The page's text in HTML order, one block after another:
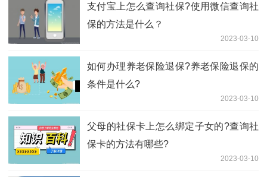
支付宝上怎么查询社保?使用微信查询社
保的方法是什么？
2023-03-10
如何办理养老保险退保?养老保险退保的
条件是什么?
2023-03-10
父母的社保卡上怎么绑定子女的?查询社
保卡的方法有哪些?
2023-03-10